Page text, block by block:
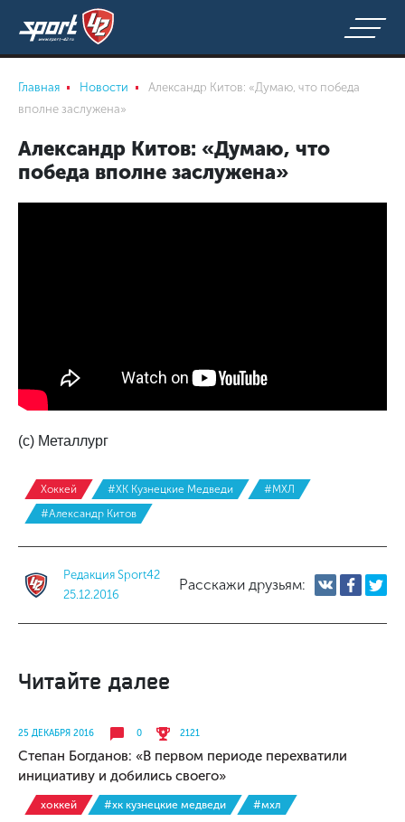
Главная Новости
Александр Китов: «Думаю, что победа
вполне заслужена»
Александр Китов: «Думаю, что
победа вполне заслужена»
(с) Металлург
Хоккей #ХК Кузнецкие Медведи
#МХЛ
#Александр Китов
Редакция Sport42
25.12.2016
Расскажи друзьям:
Читайте далее
25 ДЕКАБРЯ 2016 0 2121
Степан Богданов: «В первом периоде перехватили
инициативу и добились своего»
хоккей #хк кузнецкие медведи #мхл